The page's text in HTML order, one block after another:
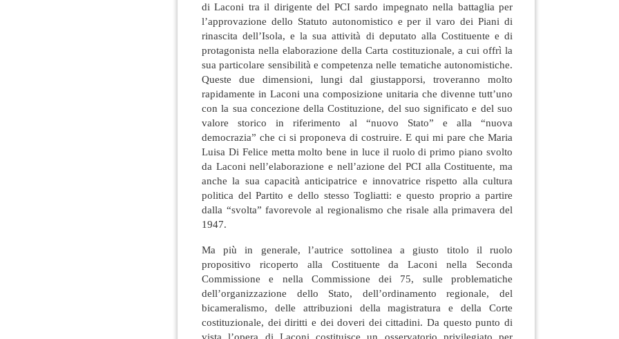
di Laconi tra il dirigente del PCI sardo impegnato nella battaglia per
l’approvazione dello Statuto autonomistico e per il varo dei Piani di
rinascita dell’Isola, e la sua attività di deputato alla Costituente e di
protagonista nella elaborazione della Carta costituzionale, a cui offrì la
sua particolare sensibilità e competenza nelle tematiche autonomistiche.
Queste due dimensioni, lungi dal giustapporsi, troveranno molto
rapidamente in Laconi una composizione unitaria che divenne tutt’uno
con la sua concezione della Costituzione, del suo significato e del suo
valore storico in riferimento al “nuovo Stato” e alla “nuova
democrazia” che ci si proponeva di costruire. E qui mi pare che Maria
Luisa Di Felice metta molto bene in luce il ruolo di primo piano svolto
da Laconi nell’elaborazione e nell’azione del PCI alla Costituente, ma
anche la sua capacità anticipatrice e innovatrice rispetto alla cultura
politica del Partito e dello stesso Togliatti: e questo proprio a partire
dalla “svolta” favorevole al regionalismo che risale alla primavera del
1947.
Ma più in generale, l’autrice sottolinea a giusto titolo il ruolo
propositivo ricoperto alla Costituente da Laconi nella Seconda
Commissione e nella Commissione dei 75, sulle problematiche
dell’organizzazione dello Stato, dell’ordinamento regionale, del
bicameralismo, delle attribuzioni della magistratura e della Corte
costituzionale, dei diritti e dei doveri dei cittadini. Da questo punto di
vista l’opera di Laconi costituisce un osservatorio privilegiato per